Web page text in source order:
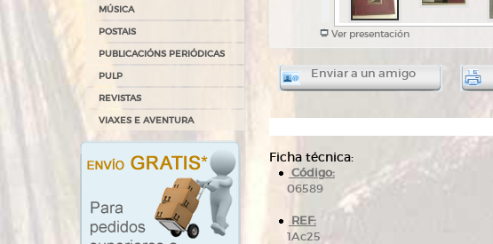
MÚSICA
POSTAIS
PUBLICACIÓNS PERIÓDICAS
PULP
REVISTAS
VIAXES E AVENTURA
Ver presentación
Enviar a un amigo
Ficha técnica:
Código:
06589
REF:
1Ac25